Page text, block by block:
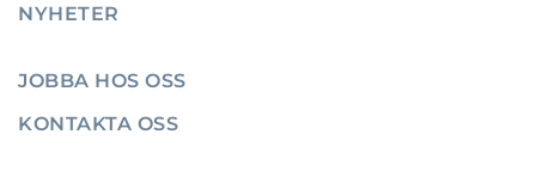
NYHETER
JOBBA HOS OSS
KONTAKTA OSS